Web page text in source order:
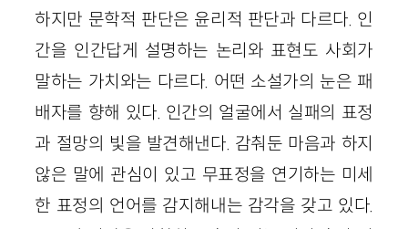
하지만 문학적 판단은 윤리적 판단과 다르다. 인
간을 인간답게 설명하는 논리와 표현도 사회가
말하는 가치와는 다르다. 어떤 소설가의 눈은 패
배자를 향해 있다. 인간의 얼굴에서 실패의 표정
과 절망의 빛을 발견해낸다. 감춰둔 마음과 하지
않은 말에 관심이 있고 무표정을 연기하는 미세
한 표정의 언어를 감지해내는 감각을 갖고 있다.